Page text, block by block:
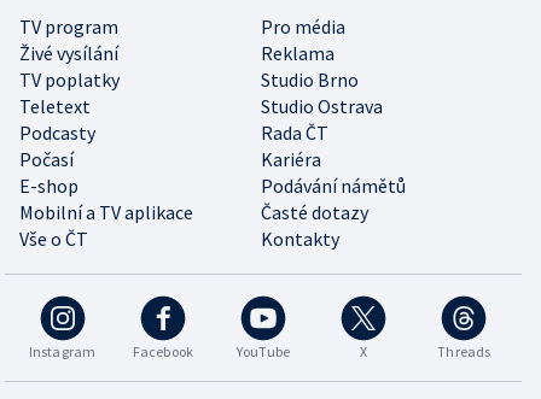
TV program
Pro média
Živé vysílání
Reklama
TV poplatky
Studio Brno
Teletext
Studio Ostrava
Podcasty
Rada ČT
Počasí
Kariéra
E-shop
Podávání námětů
Mobilní a TV aplikace
Časté dotazy
Vše o ČT
Kontakty
Instagram Facebook YouTube X Threads